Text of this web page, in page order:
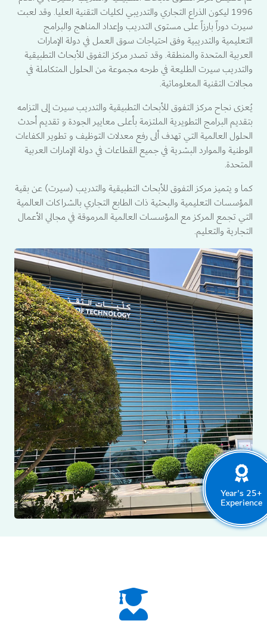
1996 ليكون الذراع التجاري والتدريبي لكليات التقنية العليا. وقد لعبت
سيرت دوراً بارزاً على مستوى التدريب وإعداد المناهج والبرامج
التعليمية والتدريبية وفق احتياجات سوق العمل في دولة الإمارات
العربية المتحدة والمنطقة. وقد تصدر مركز التفوق للأبحاث التطبيقية
والتدريب سيرت الطليعة في طرحه مجموعة من الحلول المتكاملة في
مجالات التقنية المعلوماتية.
يُعزى نجاح مركز التفوق للأبحاث التطبيقية والتدريب سيرت إلى التزامه
بتقديم البرامج التطويرية الملتزمة بأعلى معايير الجودة و تقديم أحدث
الحلول العالمية التي تهدف ألى رفع معدلات التوظيف و تطوير الكفاءات
الوطنية والموارد البشرية في جميع القطاعات في دولة الإمارات العربية
المتحدة.
كما و يتميز مركز التفوق للأبحاث التطبيقية والتدريب (سيرت) عن بقية
المؤسسات التعليمية والبحثية ذات الطابع التجاري بالشراكات العالمية
التي تجمع المركز مع المؤسسات العالمية المرموقة في مجالي الأعمال
التجارية والتعليم.
+25 Year's
Experience